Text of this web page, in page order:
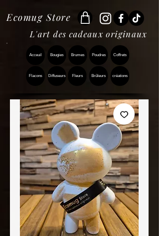
Ecomug Store
L'art des cadeaux originaux
Acceuil
Flacons
Bougies
Diffuseurs
Brumes
Fleurs
Poudres
Brûleurs
Coffrets
créations